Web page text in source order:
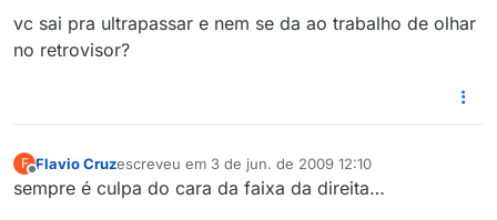
vc sai pra ultrapassar e nem se da ao trabalho de olhar
no retrovisor?
F Flavio Cruzescreveu em 3 de jun. de 2009 12:10
última edição por
sempre é culpa do cara da faixa da direita…